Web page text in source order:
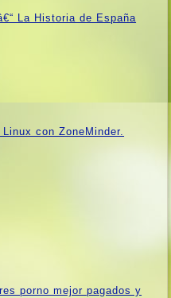
La Historia de España
con ZoneMinder.
porno mejor pagados y